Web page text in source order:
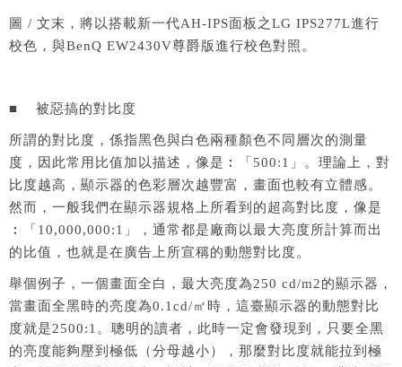
圖 / 文末，將以搭載新一代AH-IPS面板之LG IPS277L進行
校色，與BenQ EW2430V尊爵版進行校色對照。
■ 被惡搞的對比度
所謂的對比度，係指黑色與白色兩種顏色不同層次的測量
度，因此常用比值加以描述，像是︰「500:1」。理論上，對
比度越高，顯示器的色彩層次越豐富，畫面也較有立體感。
然而，一般我們在顯示器規格上所看到的超高對比度，像是
︰「10,000,000:1」，通常都是廠商以最大亮度所計算而出
的比值，也就是在廣告上所宣稱的動態對比度。
舉個例子，一個畫面全白，最大亮度為250 cd/m2的顯示器，
當畫面全黑時的亮度為0.1cd/㎡時，這臺顯示器的動態對比
度就是2500:1。聰明的讀者，此時一定會發現到，只要全黑
的亮度能夠壓到極低（分母越小），那麼對比度就能拉到極